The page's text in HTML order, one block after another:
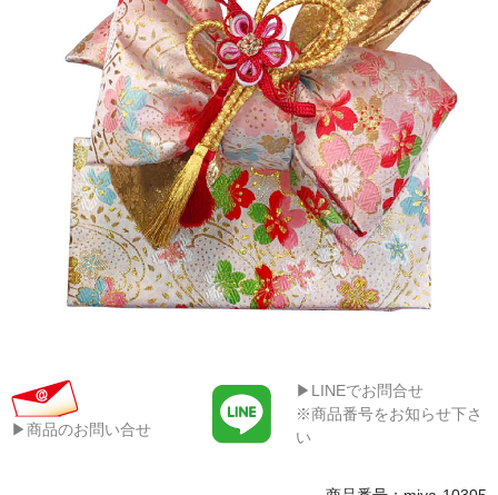
▶商品のお問い合せ
▶LINEでお問合せ
※商品番号をお知らせ下さ
い